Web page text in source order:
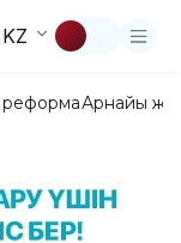
KZ
реформаАрнайы